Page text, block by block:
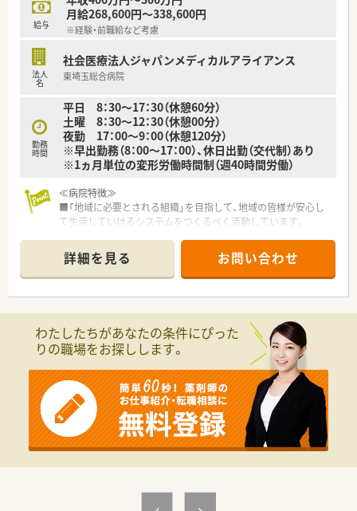
給与
月給268,600円～338,600円
※経験・前職給など考慮
法人
名
社会医療法人ジャパンメディカルアライアンス
東埼玉総合病院
勤務
時間
平日 8：30～17：30（休憩60分）
土曜 8：30～12：30（休憩00分）
夜勤 17：00～9：00（休憩120分）
※早出勤務（8：00～17：00）、休日出勤（交代制）あり
※1ヵ月単位の変形労働時間制（週40時間労働）
≪病院特徴≫
■「地域に必要とされる組織」を目指して、地域の皆様が安心し
て生活していけるシステムをつくるべく活動しています。
で関わっています。
■教育体制・就業環境の整備に努めています。
■混注やベッドサイド投薬など、薬剤師として携わる事のできる
全ての業務を経験できます！
認定薬剤師」など、専門資格の取得支援体制もある環境です。
■外来調剤エリア・入院調剤エリア・ミキシング室・薬品倉庫・Ｄ
Ｉ室が同じフロアにあり、薬剤師様が働きやすい環境が整えられ
■電子カルテはもちろん、部門システム。調剤過誤防止システム
も導入しており、安心して働けます。
≪業務内容≫
■入院患者様の調剤、監査、服薬指導 ※外来は2025年から院外
処方で対応
■注射調整（抗がん剤、ＴＰＮ混注あり）
詳細を見る お問い合わせ
わたしたちがあなたの条件にぴった
りの職場をお探しします。